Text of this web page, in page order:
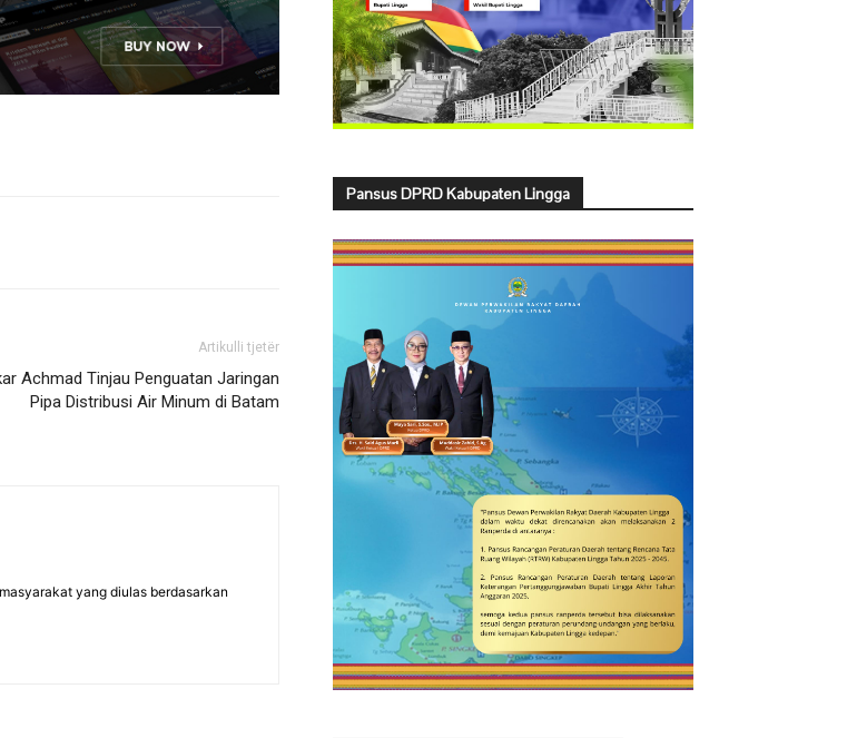
Artikulli tjetër
Achmad Tinjau Penguatan Jaringan
Pipa Distribusi Air Minum di Batam
yang diulas berdasarkan
Pansus DPRD Kabupaten Lingga